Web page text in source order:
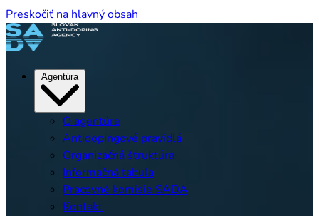
Preskočiť na hlavný obsah
Agentúra
O agentúre
Antidopingové pravidlá
Organizačná štruktúra
Informačná tabuľa
Pracovné komisie SADA
Kontakt